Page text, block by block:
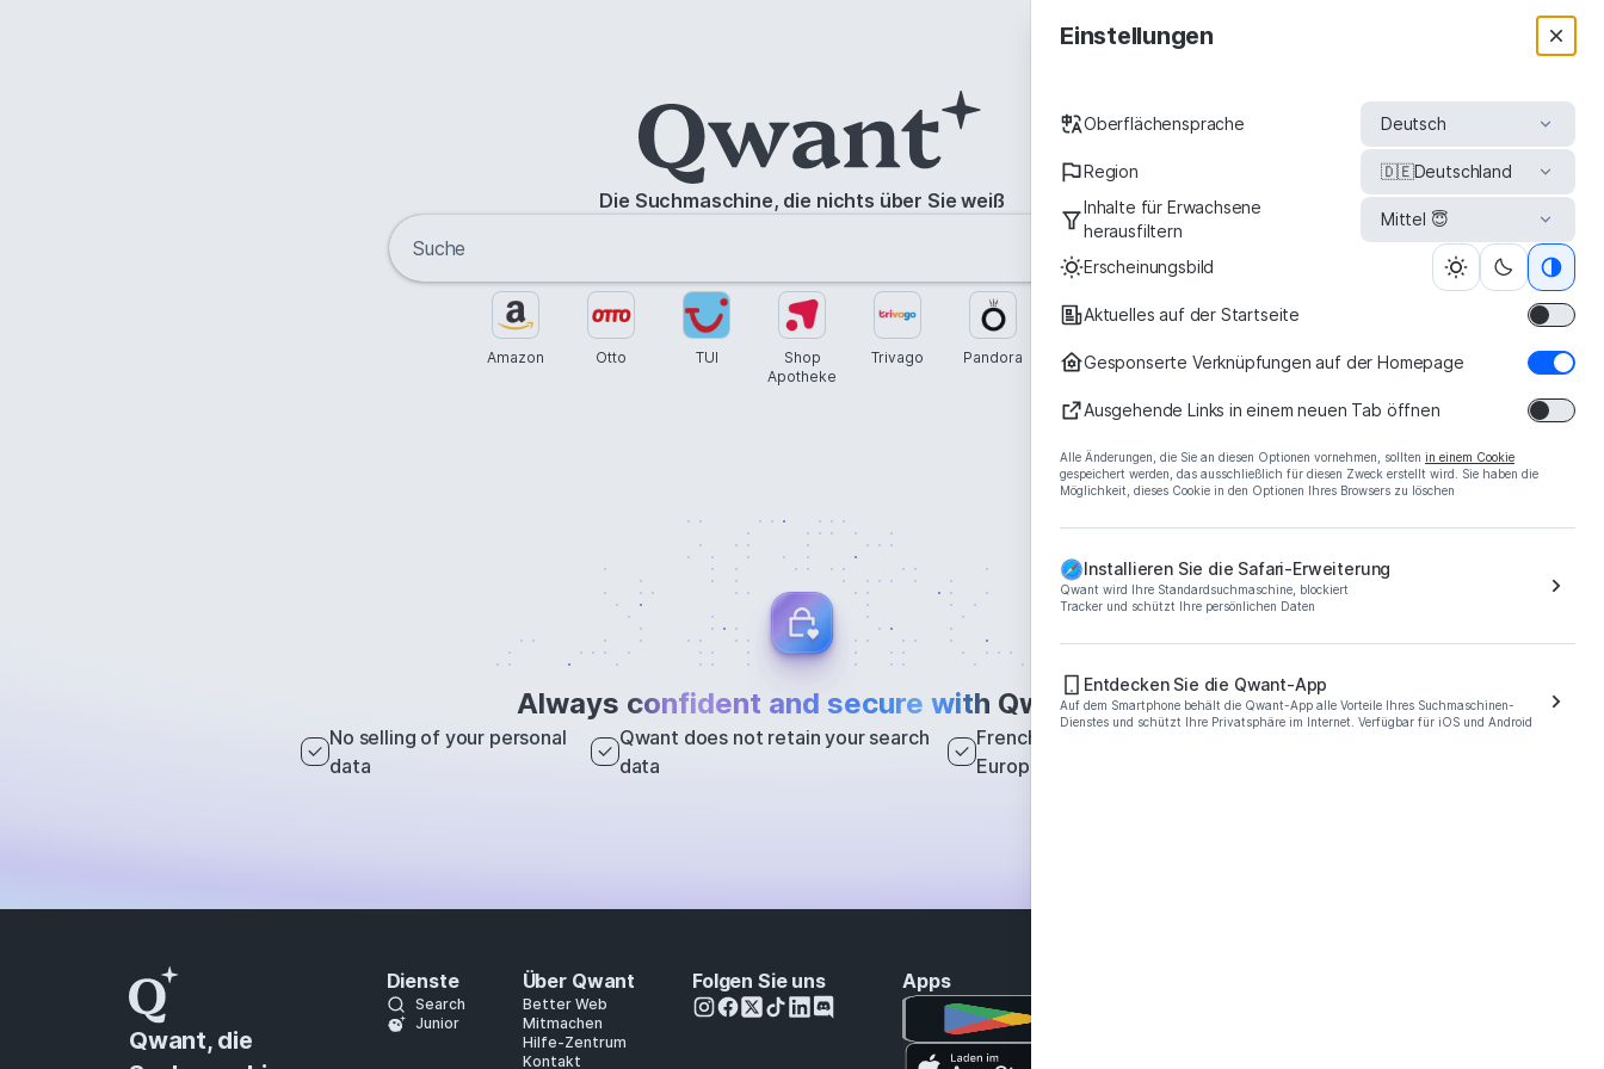
Die Suchmaschine, die nichts über Sie weiß
Amazon Otto TUI
Shop
Apotheke
Trivago Pandora
Myprotein -
Official Site
Always confident and secure with Qwant
No selling of your personal
data
Qwant does not retain your search
data
French search engine, hosted in
Europe
Qwant, die
Dienste
Search
Junior
Über Qwant
Better Web
Mitmachen
Hilfe-Zentrum
Kontakt
Folgen Sie uns Apps
Einstellungen
Oberflächensprache Deutsch
Region 🇩🇪Deutschland
Inhalte für Erwachsene
herausfiltern
Mittel 😇
Erscheinungsbild
Aktuelles auf der Startseite
Gesponserte Verknüpfungen auf der Homepage
Ausgehende Links in einem neuen Tab öffnen
Alle Änderungen, die Sie an diesen Optionen vornehmen, sollten in einem Cookie
gespeichert werden, das ausschließlich für diesen Zweck erstellt wird. Sie haben die
Möglichkeit, dieses Cookie in den Optionen Ihres Browsers zu löschen
Installieren Sie die Safari-Erweiterung
Qwant wird Ihre Standardsuchmaschine, blockiert
Tracker und schützt Ihre persönlichen Daten
Entdecken Sie die Qwant-App
Auf dem Smartphone behält die Qwant-App alle Vorteile Ihres Suchmaschinen-
Dienstes und schützt Ihre Privatsphäre im Internet. Verfügbar für iOS und Android